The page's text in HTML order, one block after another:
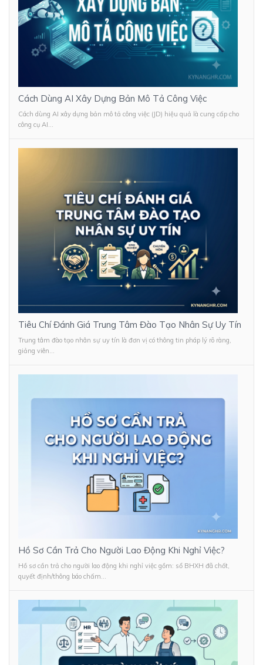
Cách Dùng AI Xây Dựng Bản Mô Tả Công Việc
Cách dùng AI xây dựng bản mô tả công việc (JD) hiệu quả là cung cấp cho
công cụ AI...
Tiêu Chí Đánh Giá Trung Tâm Đào Tạo Nhân Sự Uy Tín
Trung tâm đào tạo nhân sự uy tín là đơn vị có thông tin pháp lý rõ ràng,
giảng viên...
Hồ Sơ Cần Trả Cho Người Lao Động Khi Nghỉ Việc?
Hồ sơ cần trả cho người lao động khi nghỉ việc gồm: sổ BHXH đã chốt,
quyết định/thông báo chấm...